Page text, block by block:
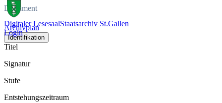
Digitaler LesesaalStaatsarchiv St.Gallen
Login
Dokument
Archivplan
Identifikation
Titel
Signatur
Stufe
Entstehungszeitraum